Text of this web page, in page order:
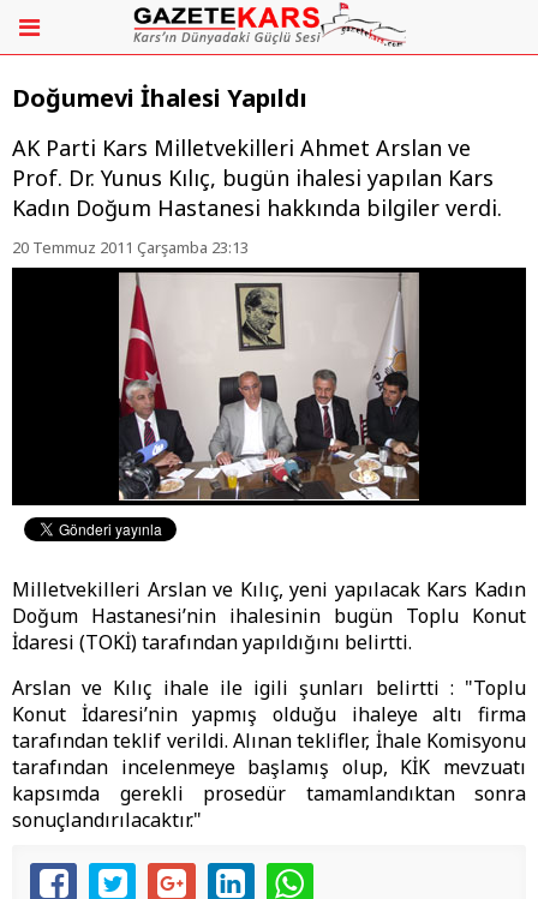
Doğumevi İhalesi Yapıldı
AK Parti Kars Milletvekilleri Ahmet Arslan ve
Prof. Dr. Yunus Kılıç, bugün ihalesi yapılan Kars
Kadın Doğum Hastanesi hakkında bilgiler verdi.
20 Temmuz 2011 Çarşamba 23:13
Milletvekilleri Arslan ve Kılıç, yeni yapılacak Kars Kadın
Doğum Hastanesi’nin ihalesinin bugün Toplu Konut
İdaresi (TOKİ) tarafından yapıldığını belirtti.
Arslan ve Kılıç ihale ile igili şunları belirtti : "Toplu
Konut İdaresi’nin yapmış olduğu ihaleye altı firma
tarafından teklif verildi. Alınan teklifler, İhale Komisyonu
tarafından incelenmeye başlamış olup, KİK mevzuatı
kapsımda gerekli prosedür tamamlandıktan sonra
sonuçlandırılacaktır."